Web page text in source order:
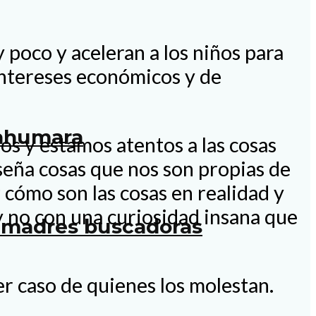
buscadoras
y aceleran a los niños para
económicos y de
y estamos atentos a las cosas
cosas que nos son propias de
son las cosas en realidad y
con una curiosidad insana que
caso de quienes los molestan.